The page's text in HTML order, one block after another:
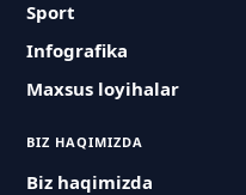
Sport
Infografika
Maxsus loyihalar
BIZ HAQIMIZDA
Biz haqimizda